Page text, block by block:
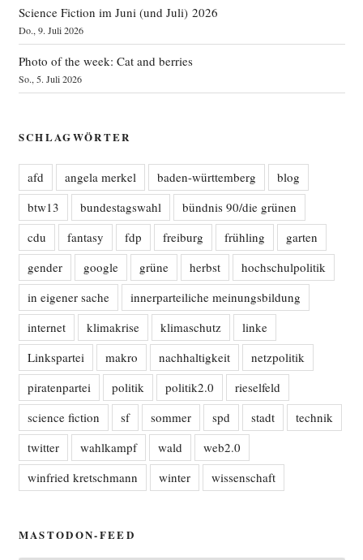
Science Fiction im Juni (und Juli) 2026
Do., 9. Juli 2026
Photo of the week: Cat and berries
So., 5. Juli 2026
SCHLAGWÖRTER
afd angela merkel baden-württemberg
blog
btw13
bundestagswahl
bündnis 90/die grünen
cdu
fantasy fdp freiburg frühling
garten
gender
google grüne herbst
hochschulpolitik
in eigener sache
innerparteiliche meinungsbildung
internet
klimakrise klimaschutz
linke
Linkspartei
makro nachhaltigkeit
netzpolitik
piratenpartei
politik politik2.0
rieselfeld
science fiction
sf sommer spd stadt
technik
twitter
wahlkampf wald
web2.0
winfried kretschmann
winter wissenschaft
MASTODON-FEED